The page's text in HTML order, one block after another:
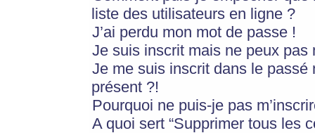
liste des utilisateurs en ligne ?
J’ai perdu mon mot de passe !
Je suis inscrit mais ne peux pas
Je me suis inscrit dans le
présent ?!
Pourquoi ne puis-je pas
A quoi sert “Supprimer tous les